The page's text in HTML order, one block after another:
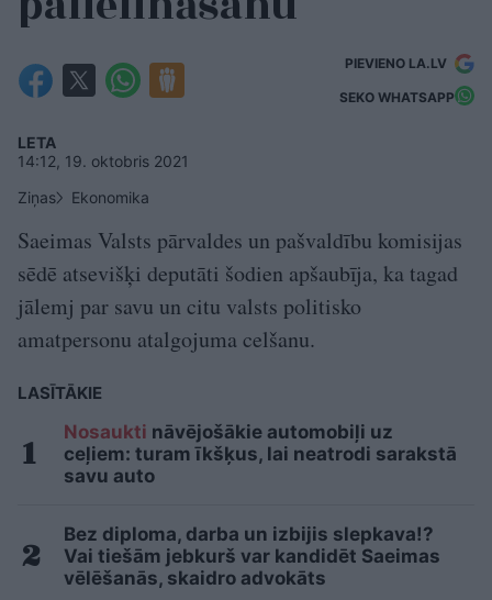
PIEVIENO LA.LV
SEKO WHATSAPP
LETA
14:12, 19. oktobris 2021
Ziņas
Ekonomika
Saeimas Valsts pārvaldes un pašvaldību komisijas
sēdē atsevišķi deputāti šodien apšaubīja, ka tagad
jālemj par savu un citu valsts politisko
amatpersonu atalgojuma celšanu.
LASĪTĀKIE
Nosaukti nāvējošākie automobiļi uz
ceļiem: turam īkšķus, lai neatrodi sarakstā
savu auto
Bez diploma, darba un izbijis slepkava!?
Vai tiešām jebkurš var kandidēt Saeimas
vēlēšanās, skaidro advokāts